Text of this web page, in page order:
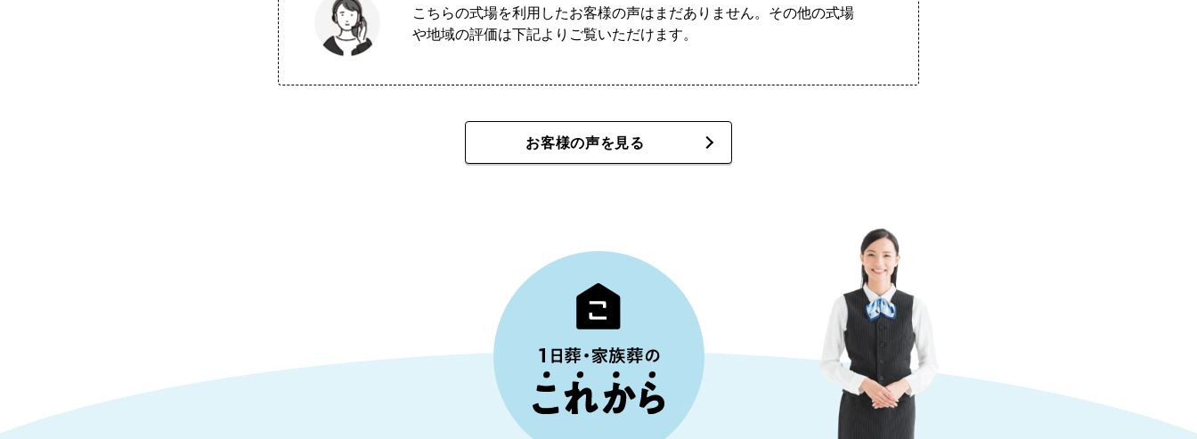
こちらの式場を利用したお客様の声はまだありません。その他の式場
や地域の評価は下記よりご覧いただけます。
お客様の声を見る